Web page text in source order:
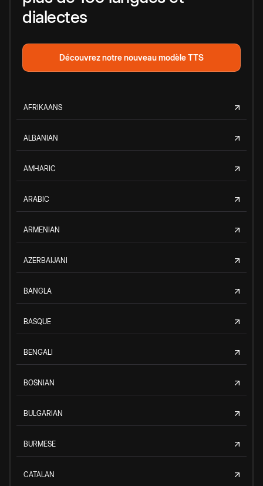
dialectes
Découvrez notre nouveau modèle TTS
AFRIKAANS
ALBANIAN
AMHARIC
ARABIC
ARMENIAN
AZERBAIJANI
BANGLA
BASQUE
BENGALI
BOSNIAN
BULGARIAN
BURMESE
CATALAN